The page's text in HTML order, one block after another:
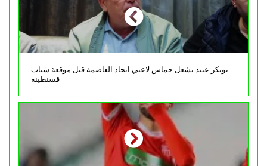
بوبكر عبيد يشعل حماس لاعبي اتحاد العاصمة قبل موقعة شباب
قسنطينة